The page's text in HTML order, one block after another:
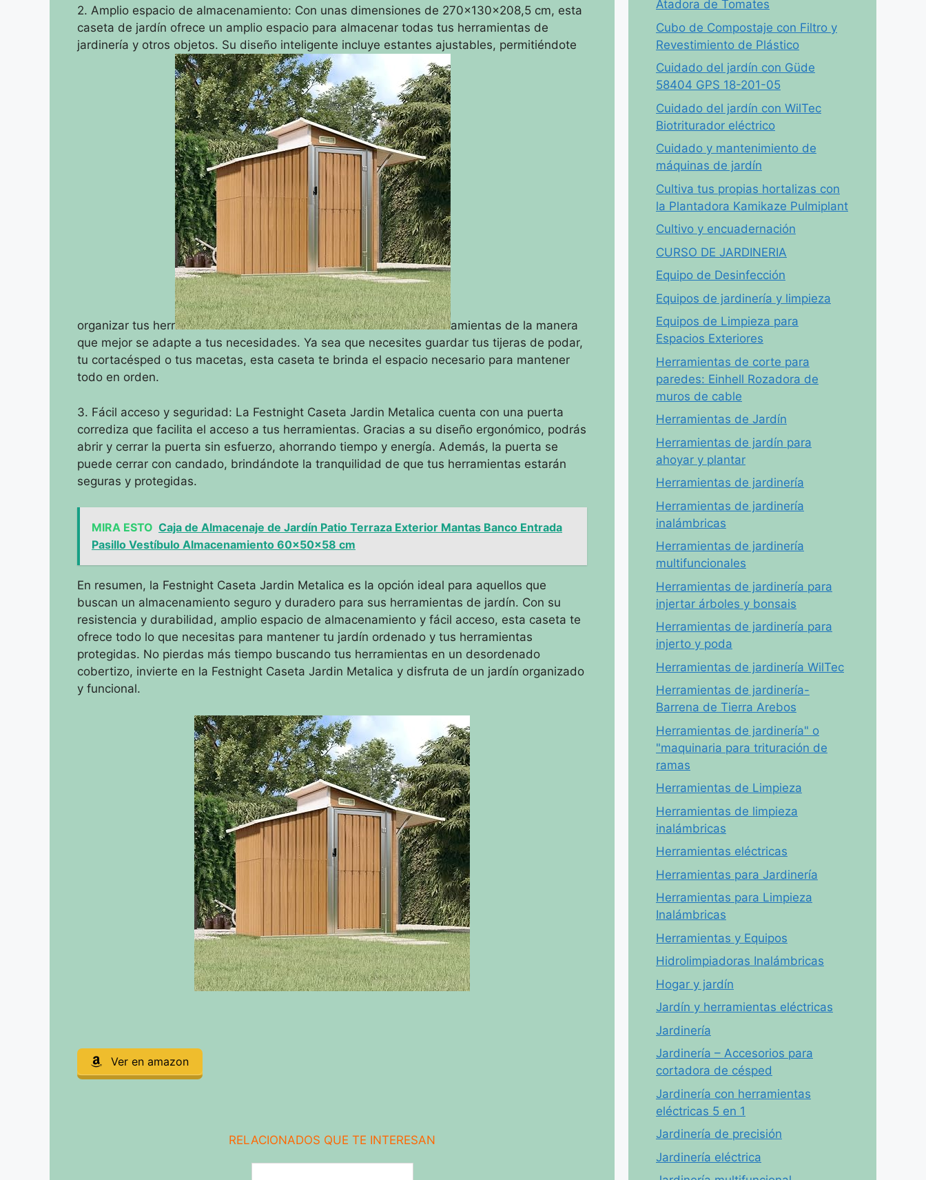
2. Amplio espacio de almacenamiento: Con unas dimensiones de 270x130x208,5 cm, esta
caseta de jardín ofrece un amplio espacio para almacenar todas tus herramientas de
jardinería y otros objetos. Su diseño inteligente incluye estantes ajustables, permitiéndote
organizar tus herr
amientas de la manera
que mejor se adapte a tus necesidades. Ya sea que necesites guardar tus tijeras de podar,
tu cortacésped o tus macetas, esta caseta te brinda el espacio necesario para mantener
todo en orden.
3. Fácil acceso y seguridad: La Festnight Caseta Jardin Metalica cuenta con una puerta
corrediza que facilita el acceso a tus herramientas. Gracias a su diseño ergonómico, podrás
abrir y cerrar la puerta sin esfuerzo, ahorrando tiempo y energía. Además, la puerta se
puede cerrar con candado, brindándote la tranquilidad de que tus herramientas estarán
seguras y protegidas.
MIRA ESTO Caja de Almacenaje de Jardín Patio Terraza Exterior Mantas Banco Entrada
Pasillo Vestíbulo Almacenamiento 60x50x58 cm
En resumen, la Festnight Caseta Jardin Metalica es la opción ideal para aquellos que
buscan un almacenamiento seguro y duradero para sus herramientas de jardín. Con su
resistencia y durabilidad, amplio espacio de almacenamiento y fácil acceso, esta caseta te
ofrece todo lo que necesitas para mantener tu jardín ordenado y tus herramientas
protegidas. No pierdas más tiempo buscando tus herramientas en un desordenado
cobertizo, invierte en la Festnight Caseta Jardin Metalica y disfruta de un jardín organizado
y funcional.
Ver en amazon
RELACIONADOS QUE TE INTERESAN
Atadora de Tomates
Cubo de Compostaje con Filtro y
Revestimiento de Plástico
Cuidado del jardín con Güde
58404 GPS 18-201-05
Cuidado del jardín con WilTec
Biotriturador eléctrico
Cuidado y mantenimiento de
máquinas de jardín
Cultiva tus propias hortalizas con
la Plantadora Kamikaze Pulmiplant
Cultivo y encuadernación
CURSO DE JARDINERIA
Equipo de Desinfección
Equipos de jardinería y limpieza
Equipos de Limpieza para
Espacios Exteriores
Herramientas de corte para
paredes: Einhell Rozadora de
muros de cable
Herramientas de Jardín
Herramientas de jardín para
ahoyar y plantar
Herramientas de jardinería
Herramientas de jardinería
inalámbricas
Herramientas de jardinería
multifuncionales
Herramientas de jardinería para
injertar árboles y bonsais
Herramientas de jardinería para
injerto y poda
Herramientas de jardinería WilTec
Herramientas de jardinería-
Barrena de Tierra Arebos
Herramientas de jardinería" o
"maquinaria para trituración de
ramas
Herramientas de Limpieza
Herramientas de limpieza
inalámbricas
Herramientas eléctricas
Herramientas para Jardinería
Herramientas para Limpieza
Inalámbricas
Herramientas y Equipos
Hidrolimpiadoras Inalámbricas
Hogar y jardín
Jardín y herramientas eléctricas
Jardinería
Jardinería – Accesorios para
cortadora de césped
Jardinería con herramientas
eléctricas 5 en 1
Jardinería de precisión
Jardinería eléctrica